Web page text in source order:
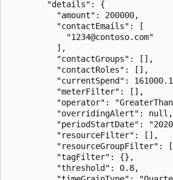
        "details": {
          "amount": 200000,
          "contactEmails": [
            "1234@contoso.com"
          ],
          "contactGroups": [],
          "contactRoles": [],
"currentSpend":
          "meterFilter": [],
"operator":
          "overridingAlert": null,
"periodStartDate":
          "resourceFilter": [],
"resourceGroupFilter":
          "tagFilter": {},
          "threshold": 0.8,